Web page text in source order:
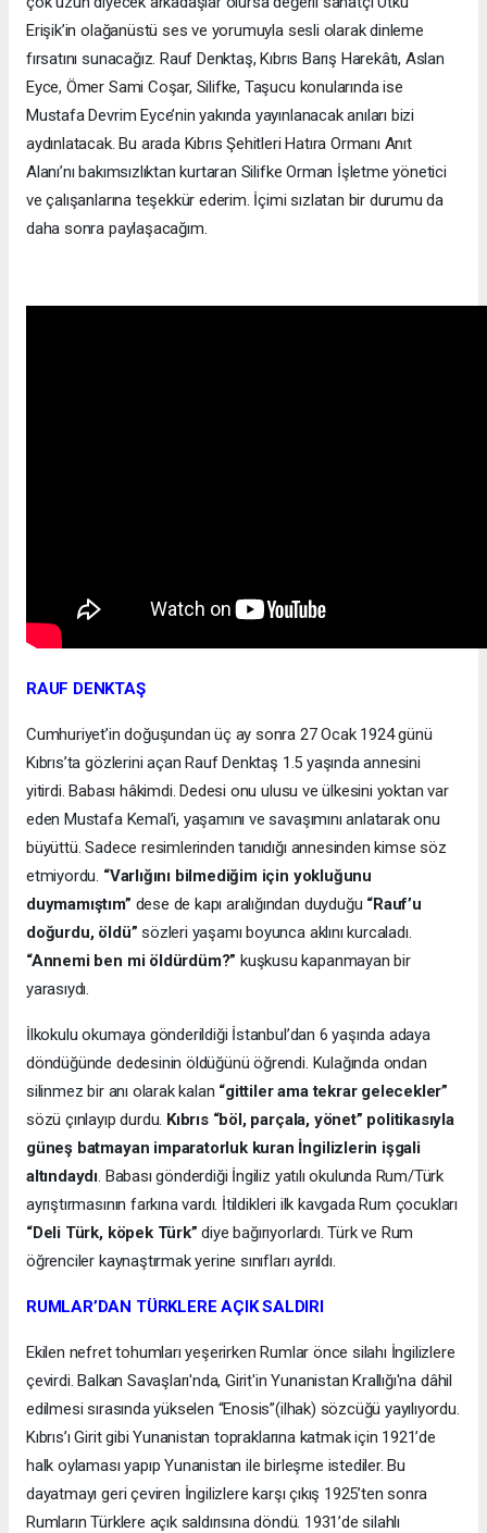
Erişik’in olağanüstü ses ve yorumuyla sesli olarak dinleme
fırsatını sunacağız. Rauf Denktaş, Kıbrıs Barış Harekâtı, Aslan
Eyce, Ömer Sami Coşar, Silifke, Taşucu konularında ise
Mustafa Devrim Eyce’nin yakında yayınlanacak anıları bizi
aydınlatacak. Bu arada Kıbrıs Şehitleri Hatıra Ormanı Anıt
Alanı’nı bakımsızlıktan kurtaran Silifke Orman İşletme yönetici
ve çalışanlarına teşekkür ederim. İçimi sızlatan bir durumu da
daha sonra paylaşacağım.
RAUF DENKTAŞ
Cumhuriyet’in doğuşundan üç ay sonra 27 Ocak 1924 günü
Kıbrıs’ta gözlerini açan Rauf Denktaş 1.5 yaşında annesini
yitirdi. Babası hâkimdi. Dedesi onu ulusu ve ülkesini yoktan var
eden Mustafa Kemal’i, yaşamını ve savaşımını anlatarak onu
büyüttü. Sadece resimlerinden tanıdığı annesinden kimse söz
etmiyordu. “Varlığını bilmediğim için yokluğunu
duymamıştım” dese de kapı aralığından duyduğu “Rauf’u
doğurdu, öldü” sözleri yaşamı boyunca aklını kurcaladı.
“Annemi ben mi öldürdüm?”kuşkusu kapanmayan bir
yarasıydı.
İlkokulu okumaya gönderildiği İstanbul’dan 6 yaşında adaya
döndüğünde dedesinin öldüğünü öğrendi. Kulağında ondan
silinmez bir anı olarak kalan “gittiler ama tekrar gelecekler”
sözü çınlayıp durdu. Kıbrıs “böl, parçala, yönet” politikasıyla
güneş batmayan imparatorluk kuran İngilizlerin işgali
altındaydı. Babası gönderdiği İngiliz yatılı okulunda Rum/Türk
ayrıştırmasının farkına vardı. İtildikleri ilk kavgada Rum çocukları
“Deli Türk, köpek Türk” diye bağırıyorlardı. Türk ve Rum
öğrenciler kaynaştırmak yerine sınıfları ayrıldı.
RUMLAR’DAN TÜRKLERE AÇIK SALDIRI
Ekilen nefret tohumları yeşerirken Rumlar önce silahı İngilizlere
çevirdi. Balkan Savaşları'nda, Girit'in Yunanistan Krallığı'na dâhil
edilmesi sırasında yükselen “Enosis”(ilhak) sözcüğü yayılıyordu.
Kıbrıs’ı Girit gibi Yunanistan topraklarına katmak için 1921’de
halk oylaması yapıp Yunanistan ile birleşme istediler. Bu
dayatmayı geri çeviren İngilizlere karşı çıkış 1925’ten sonra
Rumların Türklere açık saldırısına döndü. 1931’de silahlı